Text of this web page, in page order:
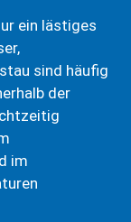
ein lästiges
sind häufig
der
im